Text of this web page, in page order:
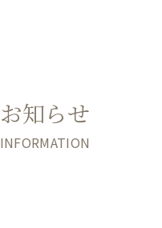
お知らせ
INFORMATION